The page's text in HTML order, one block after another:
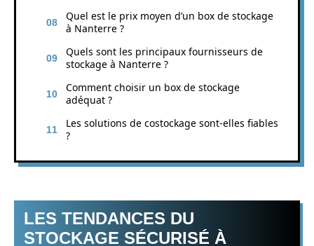
Quel est le prix moyen d’un box de stockage
à Nanterre ?
Quels sont les principaux fournisseurs de
stockage à Nanterre ?
Comment choisir un box de stockage
adéquat ?
Les solutions de costockage sont-elles fiables
?
LES TENDANCES DU
STOCKAGE SÉCURISÉ À